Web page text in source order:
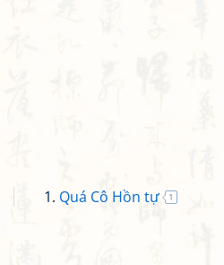
Quá Cô Hồn tự 1